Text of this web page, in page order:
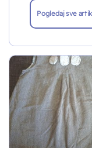
Pogledaj sve